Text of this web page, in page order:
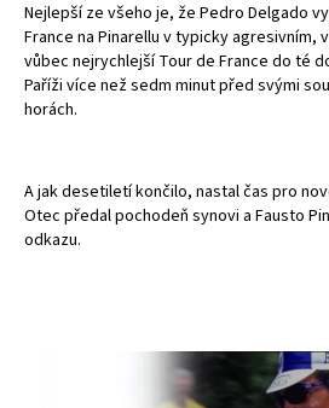
Nejlepší ze všeho je, že Pedro Delgado
France na Pinarellu v typicky agresivním,
vůbec nejrychlejší Tour de France do té
Paříži více než sedm minut před svými
horách.
A jak desetiletí končilo, nastal čas pro
Otec předal pochodeň synovi a Fausto
odkazu.